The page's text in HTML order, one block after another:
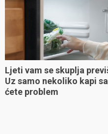
Ljeti vam se skuplja
Uz samo nekoliko kapi
ćete problem